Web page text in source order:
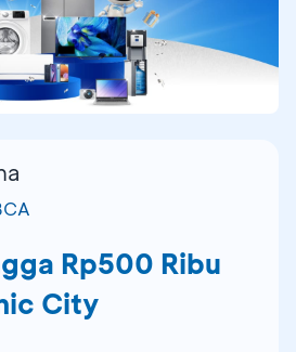
Rp500 Ribu
City